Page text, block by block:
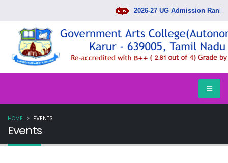
2026-27 UG Admission Rank
Events
HOME EVENTS